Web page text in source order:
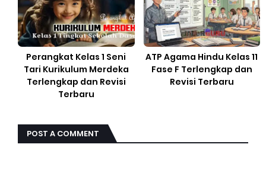
Perangkat Kelas 1 Seni
Tari Kurikulum Merdeka
Terlengkap dan Revisi
Terbaru
ATP Agama Hindu Kelas 11
Fase F Terlengkap dan
Revisi Terbaru
POST A COMMENT